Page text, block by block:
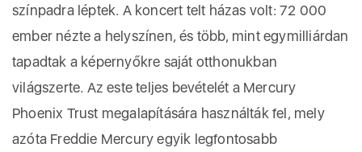
színpadra léptek. A koncert telt házas volt: 72 000
ember nézte a helyszínen, és több, mint egymilliárdan
tapadtak a képernyőkre saját otthonukban
világszerte. Az este teljes bevételét a Mercury
Phoenix Trust megalapítására használták fel, mely
azóta Freddie Mercury egyik legfontosabb